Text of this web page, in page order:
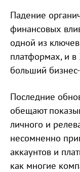
Падение
финансовых
одной из
платформах, и
больший
Последние
обещают
личного и
несомненно
аккаунтов и
как многие